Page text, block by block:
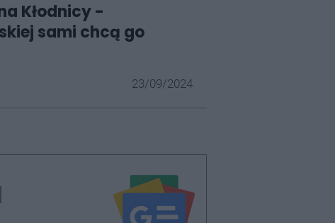
Kłodnicy -
sami chcą go
23/09/2024